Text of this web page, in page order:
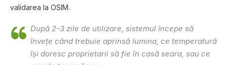
validarea la OSIM.
După 2-3 zile de utilizare, sistemul începe să
înveţe când trebuie aprinsă lumina, ce temperatură
îşi doresc proprietarii să fie în casă seara, sau ce